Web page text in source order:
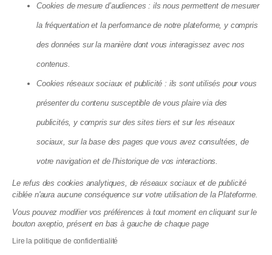
Éco-rénovons Paris+ : l'aide qui
finance jusqu'à 35 % de vos travaux
disparaît fin 2026
10.07.2026
Copropriété : la réforme qui va enfin
Cookies de mesure d’audiences : ils nous permettent de mesurer
la fréquentation et la performance de notre plateforme, y compris
des données sur la manière dont vous interagissez avec nos
contenus.
Cookies réseaux sociaux et publicité : ils sont utilisés pour vous
présenter du contenu susceptible de vous plaire via des
publicités, y compris sur des sites tiers et sur les réseaux
sociaux, sur la base des pages que vous avez consultées, de
votre navigation et de l'historique de vos interactions.
Le refus des cookies analytiques, de réseaux sociaux et de publicité
ciblée n'aura aucune conséquence sur votre utilisation de la Plateforme.
Vous pouvez modifier vos préférences à tout moment en cliquant sur le
bouton axeptio, présent en bas à gauche de chaque page
Lire la politique de confidentialité